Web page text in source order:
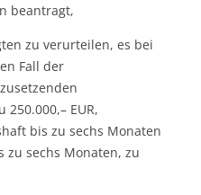
beantragt,
zu verurteilen, es bei
Fall der
EUR,
bis zu sechs Monaten
sechs Monaten, zu